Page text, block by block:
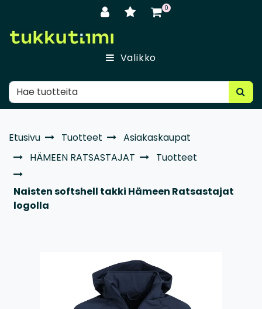
0
Valikko
Etusivu Tuotteet
Asiakaskaupat
HÄMEEN RATSASTAJAT
Tuotteet
Naisten softshell takki Hämeen Ratsastajat
logolla